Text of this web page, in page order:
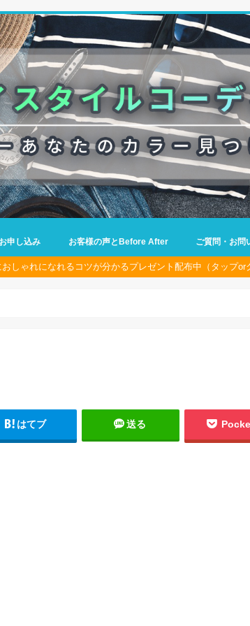
申し込み お客様の声とBefore After ご質問・お問
しゃれになれるコツが分かるプレゼント配布中（タップor
はてブ 送る